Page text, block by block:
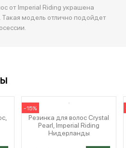
от Imperial Riding украшена
Такая модель отлично подойдет
-15%
Резинка для волос Crystal
Pearl, Imperial Riding
Нидерланды